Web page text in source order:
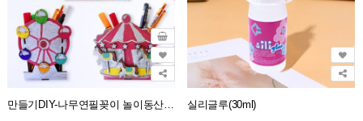
실리글루(30ml)